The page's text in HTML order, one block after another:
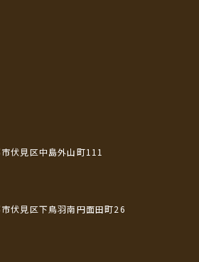
伏見区中島外山町111
伏見区下鳥羽南円面田町26